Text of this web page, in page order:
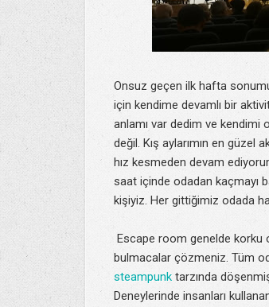
Onsuz geçen ilk hafta
için kendime devamlı bir
anlamı var dedim ve kendimi
değil. Kış aylarımın en güzel
hız kesmeden devam
saat içinde odadan kaçmayı
kişiyiz. Her gittiğimiz odada
Escape room genelde korku
bulmacalar çözmeniz. Tüm
steampunk tarzında
Deneylerinde insanları